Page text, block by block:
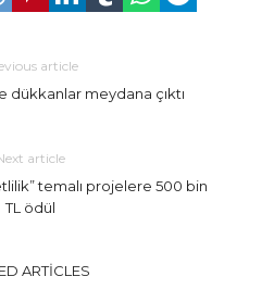
article
dükkanlar meydana çıktı
article
temalı projelere 500 bin
TL ödül
ARTICLES